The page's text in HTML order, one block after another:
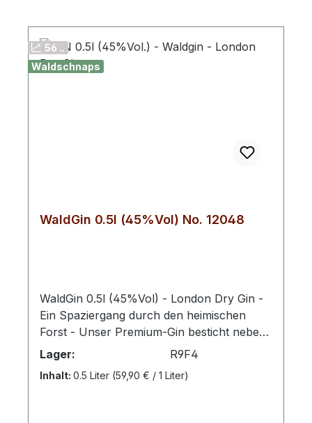
56 ..
Waldschnaps
WaldGin 0.5l (45%Vol) No. 12048
WaldGin 0.5l (45%Vol) - London Dry Gin -
Ein Spaziergang durch den heimischen
Forst - Unser Premium-Gin besticht neben
dem typischen Geschmack von edlen und
ausgereiften Wacholderbeeren vor allem
durch sein ausgewogenes Aromenspiel von
Lager: R9F4
Inhalt: 0.5 Liter (59,90 € / 1 Liter)